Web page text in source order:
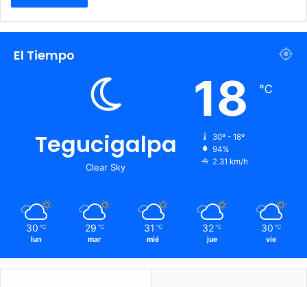
El Tiempo
Tegucigalpa
Clear Sky
18 ℃
30º - 18º
94%
2.31 km/h
30 ℃
lun
29 ℃
mar
31 ℃
mié
32 ℃
jue
30 ℃
vie